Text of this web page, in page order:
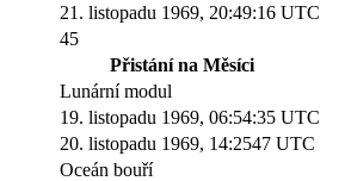
21. listopadu 1969, 20:49:16 UTC
45
Přistání na Měsíci
Lunární modul
19. listopadu 1969, 06:54:35 UTC
20. listopadu 1969, 14:2547 UTC
Oceán bouří